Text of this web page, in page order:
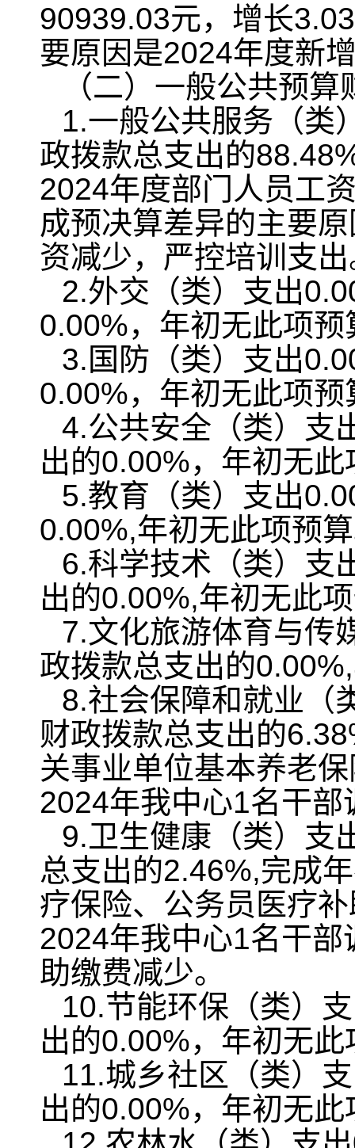
90939.03元，增长
要原因是2024年度新
（二）一般公共预
1.一般公共服务（类
政拨款总支出的
2024年度部门人员工
成预决算差异的主要
资减少，严控培训支
2.外交（类）支出
0.00%，年初无此项预
3.国防（类）支出
0.00%，年初无此项预
4.公共安全（类）支
出的0.00%，年初无此
5.教育（类）支出
0.00%,年初无此项预
6.科学技术（类）支
出的0.00%,年初无此
7.文化旅游体育与传
政拨款总支出的
8.社会保障和就业（
财政拨款总支出的
关事业单位基本养老
2024年我中心1名干
9.卫生健康（类）支
总支出的2.46%,完成
疗保险、公务员医疗
2024年我中心1名干
助缴费减少。
10.节能环保（类）
出的0.00%，年初无此
11.城乡社区（类）
出的0.00%，年初无此